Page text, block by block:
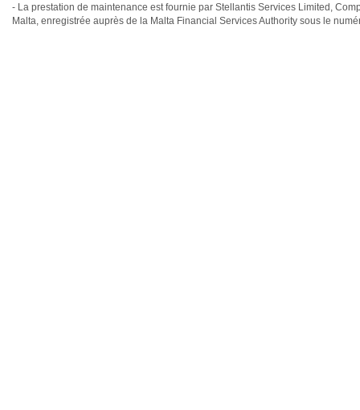
- La prestation de maintenance est fournie par Stellantis Services Limited,
Malta, enregistrée auprès de la Malta Financial Services Authority sous le